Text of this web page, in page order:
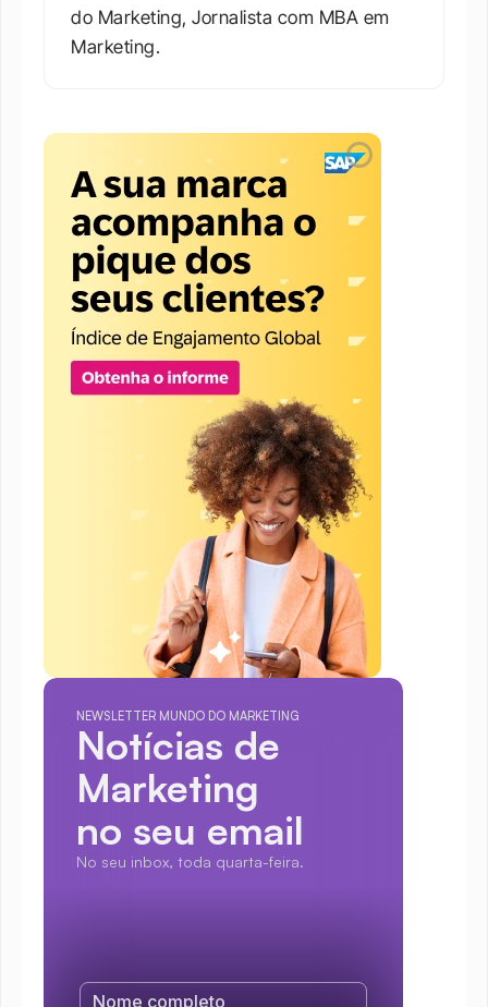
do Marketing, Jornalista com MBA em
Marketing.
NEWSLETTER MUNDO DO MARKETING
Notícias de
Marketing
no seu email
No seu inbox, toda quarta-feira.